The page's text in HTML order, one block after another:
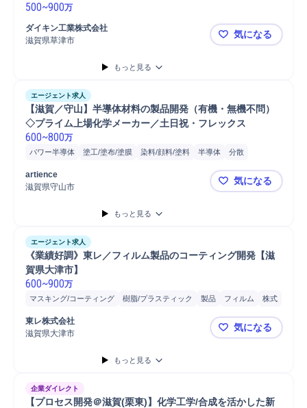
500~900万
ダイキン工業株式会社
滋賀県草津市
工場省エネ
気になる
もっと見る
エージェント求人
【滋賀／守山】半導体材料の製品開発（有機・無機不問）
◇プライム上場化学メーカー／土日祝・フレックス
600~800万
パワー半導体 塗工/塗布/塗膜 染料/顔料/塗料 半導体
分散
artience
滋賀県守山市
【滋賀／守
気になる
もっと見る
エージェント求人
《業績好調》東レ／フィルム製品のコーティング開発【滋
賀県大津市】
600~900万
マスキング/コーティング 樹脂/プラスティック 製品 フィルム
株式
品質改善
研究開発
塗工/塗布/塗膜研究
スパッタリング
塗工/塗布/塗膜
東レ株式会社
滋賀県大津市
《業績好調
気になる
もっと見る
企業ダイレクト
【プロセス開発＠滋賀(栗東)】化学工学/合成を活かした新